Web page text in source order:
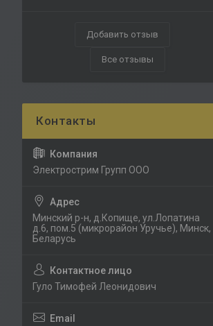
Добавить отзыв
Все отзывы
Электрострим Групп ООО
Минский р-н, д.Копище, ул.Лопатина
д.6, пом.5 (микрорайон Уручье), Минск,
Беларусь
Гуло Тимофей Леонидович